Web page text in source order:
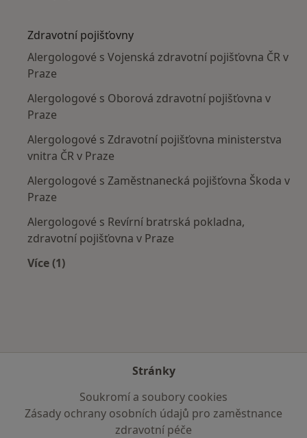
Zdravotní pojišťovny
Alergologové s Vojenská zdravotní pojišťovna ČR v
Praze
Alergologové s Oborová zdravotní pojišťovna v
Praze
Alergologové s Zdravotní pojišťovna ministerstva
vnitra ČR v Praze
Alergologové s Zaměstnanecká pojišťovna Škoda v
Praze
Alergologové s Revírní bratrská pokladna,
zdravotní pojišťovna v Praze
Více (1)
Stránky
Soukromí a soubory cookies
Zásady ochrany osobních údajů pro zaměstnance
zdravotní péče